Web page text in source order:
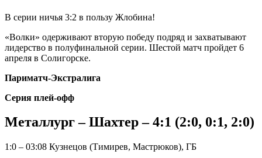
В серии ничья 3:2 в пользу Жлобина!
«Волки» одерживают вторую победу подряд и захватывают
лидерство в полуфинальной серии. Шестой матч пройдет 6
апреля в Солигорске.
Париматч-Экстралига
Серия плей-офф
Металлург – Шахтер – 4:1 (2:0, 0:1, 2:0)
1:0 – 03:08 Кузнецов (Тимирев, Мастрюков), ГБ